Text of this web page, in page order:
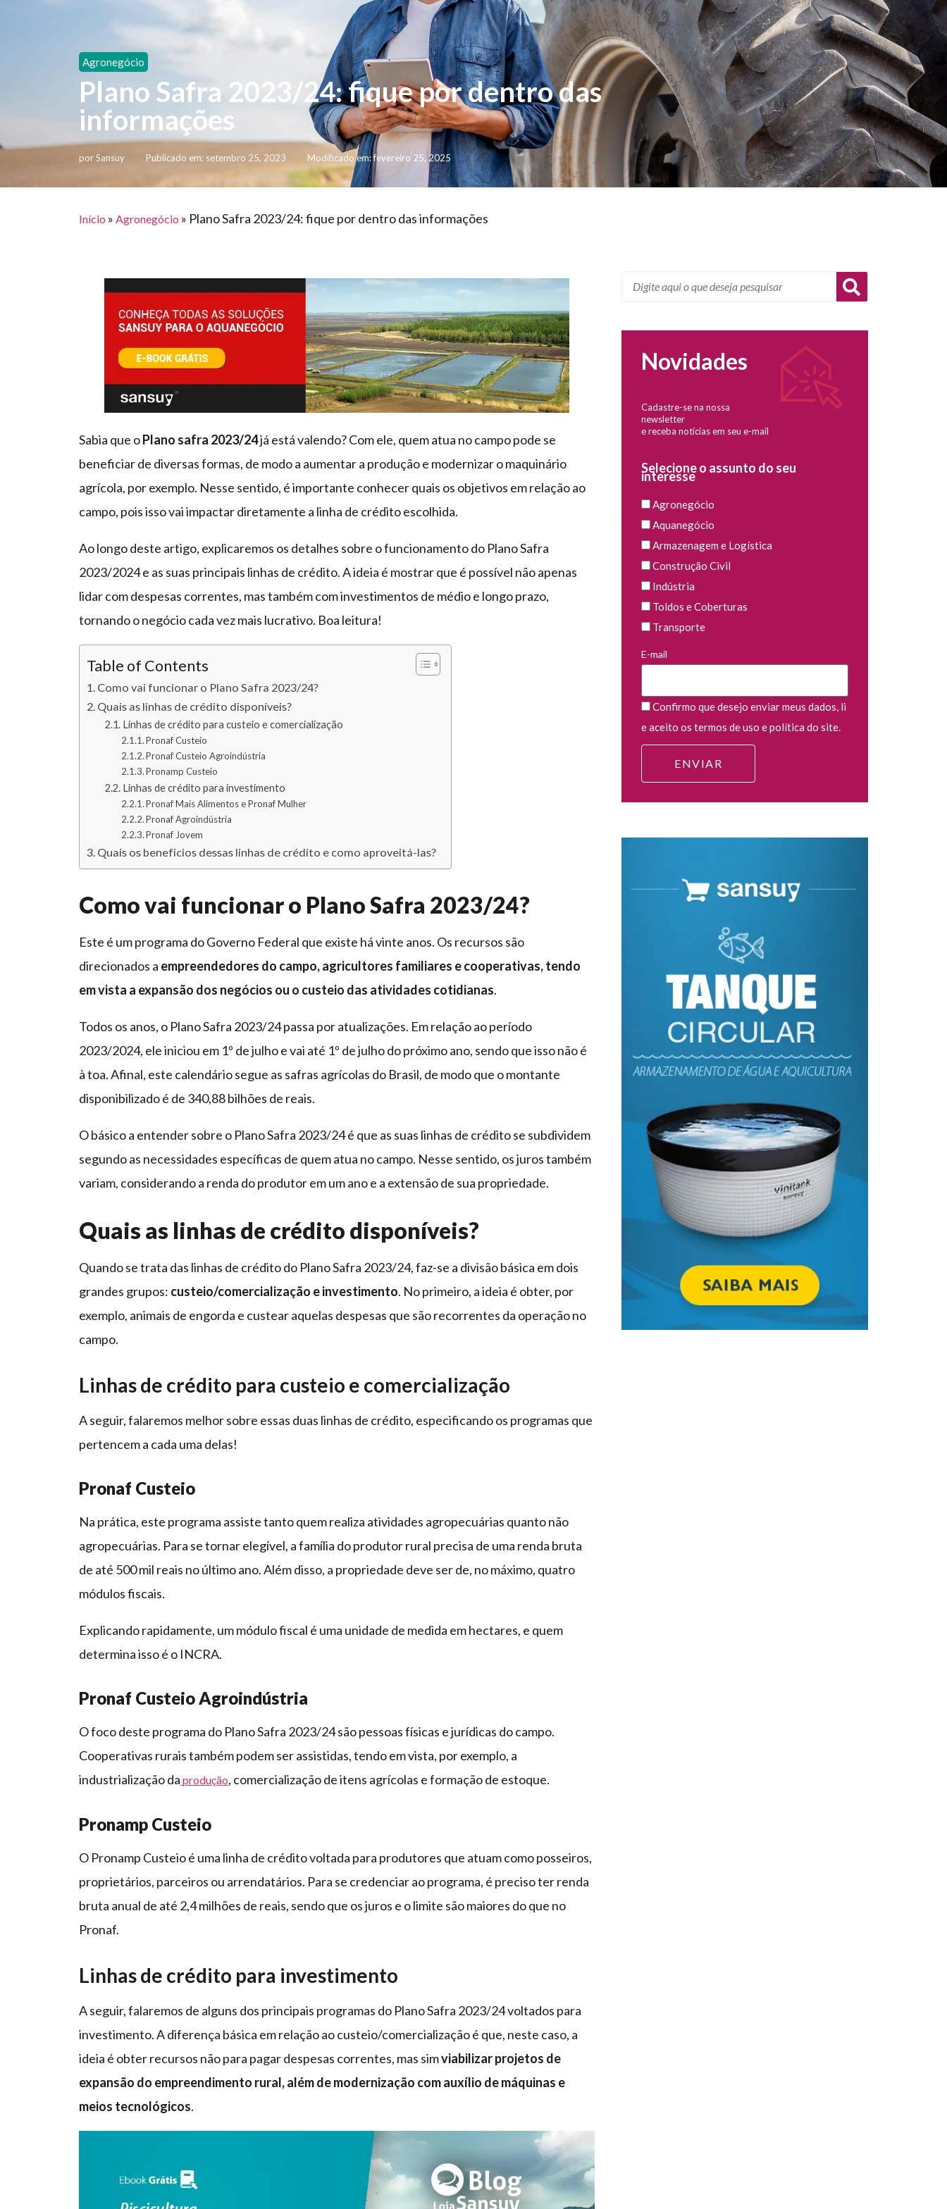
Agronegócio
Plano Safra 2023/24: fique por dentro das
informações
porSansuy Publicado em: setembro 25, 2023 Modificado em: fevereiro 25, 2025
Início » Agronegócio » Plano Safra 2023/24: fique por dentro das informações
Sabia que oPlano safra 2023/24já está valendo? Com ele, quem atua no campo pode se
beneficiar de diversas formas, de modo a aumentar a produção e modernizar o maquinário
agrícola, por exemplo. Nesse sentido, é importante conhecer quais os objetivos em relação ao
campo, pois isso vai impactar diretamente a linha de crédito escolhida.
Ao longo deste artigo, explicaremos os detalhes sobre o funcionamento do Plano Safra
2023/2024 e as suas principais linhas de crédito. A ideia é mostrar que é possível não apenas
lidar com despesas correntes, mas também com investimentos de médio e longo prazo,
tornando o negócio cada vez mais lucrativo. Boa leitura!
Table of Contents
Como vai funcionar o Plano Safra 2023/24?
Quais as linhas de crédito disponíveis?
Linhas de crédito para custeio e comercialização
Pronaf Custeio
Pronaf Custeio Agroindústria
Pronamp Custeio
Linhas de crédito para investimento
Pronaf Mais Alimentos e Pronaf Mulher
Pronaf Agroindústria
Pronaf Jovem
Quais os benefícios dessas linhas de crédito e como aproveitá-las?
Como vai funcionar o Plano Safra 2023/24?
Este é um programa do Governo Federal que existe há vinte anos. Os recursos são
direcionados a empreendedores do campo, agricultores familiares e cooperativas, tendo
em vista a expansão dos negócios ou o custeio das atividades cotidianas.
Todos os anos, o Plano Safra 2023/24 passa por atualizações. Em relação ao período
2023/2024, ele iniciou em 1º de julho e vai até 1º de julho do próximo ano, sendo que isso não é
à toa. Afinal, este calendário segue as safras agrícolas do Brasil, de modo que o montante
disponibilizado é de 340,88 bilhões de reais.
O básico a entender sobre o Plano Safra 2023/24 é que as suas linhas de crédito se subdividem
segundo as necessidades específicas de quem atua no campo. Nesse sentido, os juros também
variam, considerando a renda do produtor em um ano e a extensão de sua propriedade.
Quais as linhas de crédito disponíveis?
Quando se trata das linhas de crédito do Plano Safra 2023/24, faz-se a divisão básica em dois
grandes grupos: custeio/comercialização e investimento. No primeiro, a ideia é obter, por
exemplo, animais de engorda e custear aquelas despesas que são recorrentes da operação no
campo.
Linhas de crédito para custeio e comercialização
A seguir, falaremos melhor sobre essas duas linhas de crédito, especificando os programas que
pertencem a cada uma delas!
Pronaf Custeio
Na prática, este programa assiste tanto quem realiza atividades agropecuárias quanto não
agropecuárias. Para se tornar elegível, a família do produtor rural precisa de uma renda bruta
de até 500 mil reais no último ano. Além disso, a propriedade deve ser de, no máximo, quatro
módulos fiscais.
Explicando rapidamente, um módulo fiscal é uma unidade de medida em hectares, e quem
determina isso é o INCRA.
Pronaf Custeio Agroindústria
O foco deste programa do Plano Safra 2023/24 são pessoas físicas e jurídicas do campo.
Cooperativas rurais também podem ser assistidas, tendo em vista, por exemplo, a
industrialização da produção, comercialização de itens agrícolas e formação de estoque.
Pronamp Custeio
O Pronamp Custeio é uma linha de crédito voltada para produtores que atuam como posseiros,
proprietários, parceiros ou arrendatários. Para se credenciar ao programa, é preciso ter renda
bruta anual de até 2,4 milhões de reais, sendo que os juros e o limite são maiores do que no
Pronaf.
Linhas de crédito para investimento
A seguir, falaremos de alguns dos principais programas do Plano Safra 2023/24 voltados para
investimento. A diferença básica em relação ao custeio/comercialização é que, neste caso, a
ideia é obter recursos não para pagar despesas correntes, mas simviabilizar projetos de
expansão do empreendimento rural, além de modernização com auxílio de máquinas e
meios tecnológicos.
Novidades
Cadastre-se na nossa
newsletter
e receba notícias em seu e-mail
Selecione o assunto do seu
interesse
Agronegócio
Aquanegócio
Armazenagem e Logística
Construção Civil
Indústria
Toldos e Coberturas
Transporte
E-mail
Confirmo que desejo enviar meus dados, li
e aceito os termos de uso e política do site.